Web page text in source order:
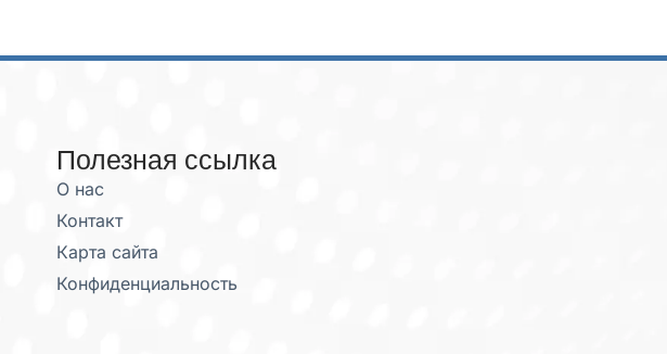
Полезная ссылка
О нас
Контакт
Карта сайта
Конфиденциальность